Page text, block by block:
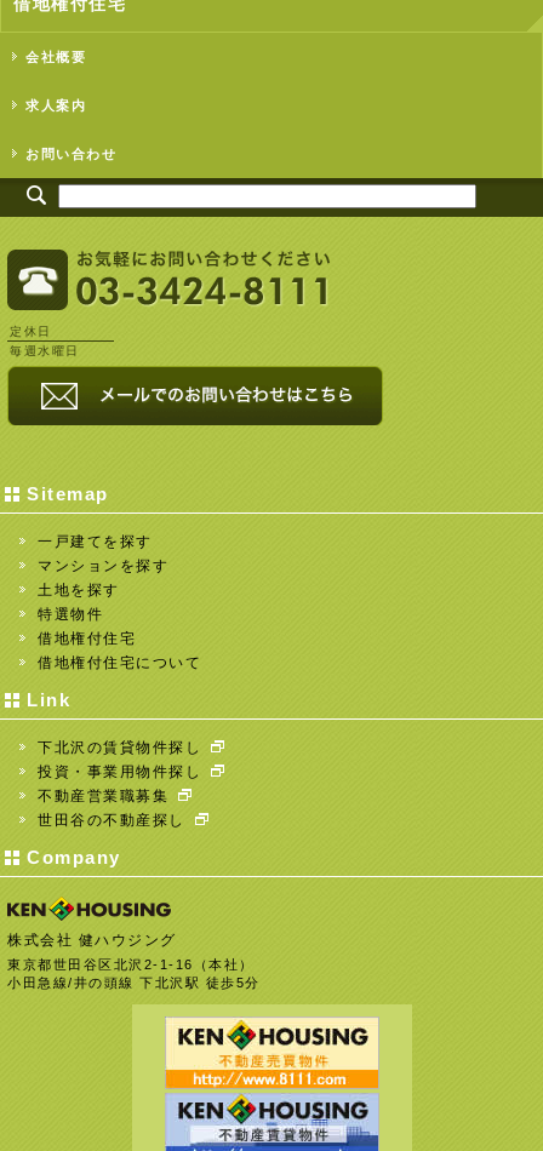
会社概要
求人案内
お問い合わせ
定休日
毎週水曜日
Sitemap
一戸建てを探す
マンションを探す
土地を探す
特選物件
借地権付住宅
借地権付住宅について
Link
下北沢の賃貸物件探し
投資・事業用物件探し
不動産営業職募集
世田谷の不動産探し
Company
株式会社 健ハウジング
東京都世田谷区北沢2-1-16（本社）
小田急線/井の頭線 下北沢駅 徒歩5分